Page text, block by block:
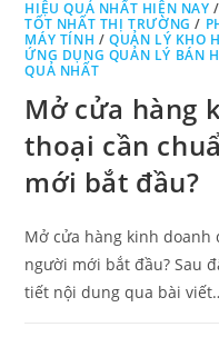
HIỆU QUẢ NHẤT HIỆN NAY /
TỐT NHẤT THỊ TRƯỜNG /
MÁY TÍNH /QUẢN LÝ KHO
ỨNG DỤNG QUẢN LÝ BÁN
QUẢ NHẤT
Mở cửa hàng
thoại cần
mới bắt đầu?
Mở cửa hàng kinh
người mới bắt đầu? Sau
tiết nội dung qua bài